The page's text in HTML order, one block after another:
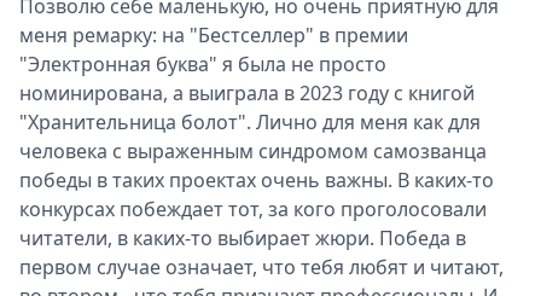
Позволю себе маленькую, но очень приятную для
меня ремарку: на "Бестселлер" в премии
"Электронная буква" я была не просто
номинирована, а выиграла в 2023 году с книгой
"Хранительница болот". Лично для меня как для
человека с выраженным синдромом самозванца
победы в таких проектах очень важны. В каких-то
конкурсах побеждает тот, за кого проголосовали
читатели, в каких-то выбирает жюри. Победа в
первом случае означает, что тебя любят и читают,